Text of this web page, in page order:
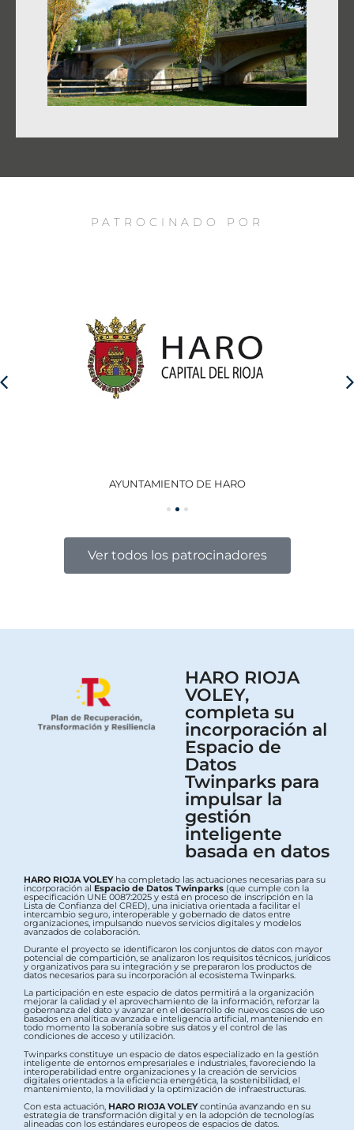
PATROCINADO POR
AYUNTAMIENTO DE HARO
Ver todos los patrocinadores
HARO RIOJA
VOLEY,
completa su
incorporación al
Espacio de
Datos
Twinparks para
impulsar la
gestión
inteligente
basada en datos
HARO RIOJA VOLEYha completado las actuaciones necesarias para su
incorporación al Espacio de Datos Twinparks (que cumple con la
especificación UNE 0087:2025 y está en proceso de inscripción en la
Lista de Confianza del CRED), una iniciativa orientada a facilitar el
intercambio seguro, interoperable y gobernado de datos entre
organizaciones, impulsando nuevos servicios digitales y modelos
avanzados de colaboración.
Durante el proyecto se identificaron los conjuntos de datos con mayor
potencial de compartición, se analizaron los requisitos técnicos, jurídicos
y organizativos para su integración y se prepararon los productos de
datos necesarios para su incorporación al ecosistema Twinparks.
La participación en este espacio de datos permitirá a la organización
mejorar la calidad y el aprovechamiento de la información, reforzar la
gobernanza del dato y avanzar en el desarrollo de nuevos casos de uso
basados en analítica avanzada e inteligencia artificial, manteniendo en
todo momento la soberanía sobre sus datos y el control de las
condiciones de acceso y utilización.
Twinparks constituye un espacio de datos especializado en la gestión
inteligente de entornos empresariales e industriales, favoreciendo la
interoperabilidad entre organizaciones y la creación de servicios
digitales orientados a la eficiencia energética, la sostenibilidad, el
mantenimiento, la movilidad y la optimización de infraestructuras.
Con esta actuación, HARO RIOJA VOLEYcontinúa avanzando en su
estrategia de transformación digital y en la adopción de tecnologías
alineadas con los estándares europeos de espacios de datos.